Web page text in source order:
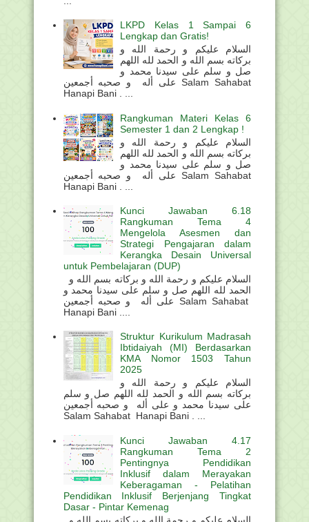
LKPD Kelas 1 Sampai 6
Lengkap dan Gratis!
السلام عليكم و رحمة الله و
بركاته بسم الله و الحمد لله اللهم
صل و سلم على سيدنا محمد و
على أله و صحبه أجمعين Salam Sahabat
Hanapi Bani . ...
Rangkuman Materi Kelas 6
Semester 1 dan 2 Lengkap !
السلام عليكم و رحمة الله و
بركاته بسم الله و الحمد لله اللهم
صل و سلم على سيدنا محمد و
على أله و صحبه أجمعين Salam Sahabat
Hanapi Bani . ...
Kunci Jawaban 6.18
Rangkuman Tema 4
Mengelola Asesmen dan
Strategi Pengajaran dalam
Kerangka Desain Universal
untuk Pembelajaran (DUP)
الحمد لله اللهم صل و سلم على سيدنا محمد و
على أله و صحبه أجمعين Salam Sahabat
Hanapi Bani ....
Struktur Kurikulum Madrasah
Ibtidaiyah (MI) Berdasarkan
KMA Nomor 1503 Tahun
2025
السلام عليكم و رحمة الله و
بركاته بسم الله و الحمد لله اللهم صل و سلم
على سيدنا محمد و على أله و صحبه أجمعين
Salam Sahabat Hanapi Bani . ...
Kunci Jawaban 4.17
Rangkuman Tema 2
Pentingnya Pendidikan
Inklusif dalam Merayakan
Keberagaman - Pelatihan
Pendidikan Inklusif Berjenjang Tingkat
Dasar - Pintar Kemenag